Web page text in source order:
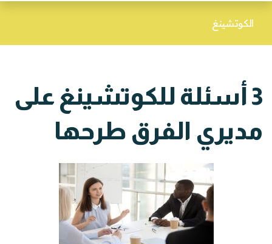
الكوتشينغ
3 أسئلة للكوتشينغ على
مديري الفرق طرحها